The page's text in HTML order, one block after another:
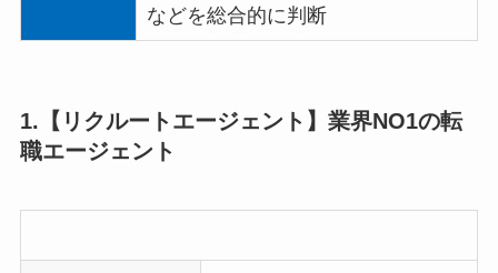
などを総合的に判断
1.【リクルートエージェント】業界NO1の転
職エージェント